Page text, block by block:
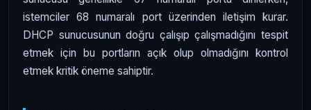
istemciler 68 numaralı port üzerinden iletişim kurar.
DHCP sunucusunun doğru çalışıp çalışmadığını tespit
etmek için bu portların açık olup olmadığını kontrol
etmek kritik öneme sahiptir.